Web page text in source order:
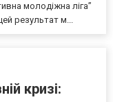
молодіжна ліга”
результат м...
кризі: